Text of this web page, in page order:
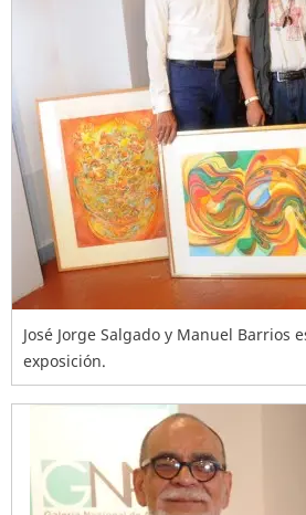
José Jorge Salgado y Manuel Barrios
exposición.